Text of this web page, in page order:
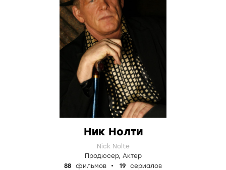
Ник Нолти
Nick Nolte
Продюсер, Актер
88
фильмов 19 сериалов